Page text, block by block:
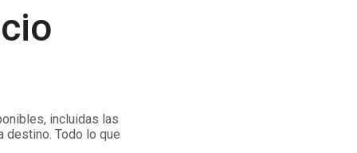
incluidas las
Todo lo que